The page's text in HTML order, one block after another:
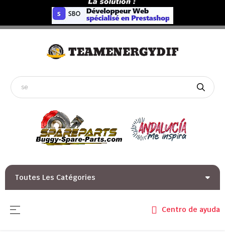
Toutes Les Catégories
Basculer la navigation
☰ Centro de ayuda